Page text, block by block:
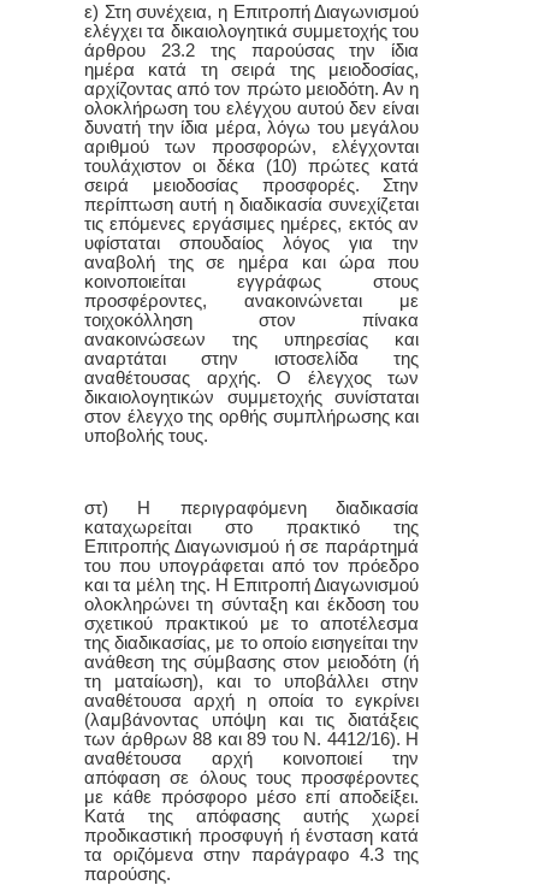
ε) Στη συνέχεια, η Επιτροπή Διαγωνισμού
ελέγχει τα δικαιολογητικά συμμετοχής του
άρθρου 23.2 της παρούσας την ίδια
ημέρα κατά τη σειρά της μειοδοσίας,
αρχίζοντας από τον πρώτο μειοδότη. Αν η
ολοκλήρωση του ελέγχου αυτού δεν είναι
δυνατή την ίδια μέρα, λόγω του μεγάλου
αριθμού των προσφορών, ελέγχονται
τουλάχιστον οι δέκα (10) πρώτες κατά
σειρά μειοδοσίας προσφορές. Στην
περίπτωση αυτή η διαδικασία συνεχίζεται
τις επόμενες εργάσιμες ημέρες, εκτός αν
υφίσταται σπουδαίος λόγος για την
αναβολή της σε ημέρα και ώρα που
κοινοποιείται εγγράφως στους
προσφέροντες, ανακοινώνεται με
τοιχοκόλληση στον πίνακα
ανακοινώσεων της υπηρεσίας και
αναρτάται στην ιστοσελίδα της
αναθέτουσας αρχής. Ο έλεγχος των
δικαιολογητικών συμμετοχής συνίσταται
στον έλεγχο της ορθής συμπλήρωσης και
υποβολής τους.
στ) Η περιγραφόμενη διαδικασία
καταχωρείται στο πρακτικό της
Επιτροπής Διαγωνισμού ή σε παράρτημά
του που υπογράφεται από τον πρόεδρο
και τα μέλη της. Η Επιτροπή Διαγωνισμού
ολοκληρώνει τη σύνταξη και έκδοση του
σχετικού πρακτικού με το αποτέλεσμα
της διαδικασίας, με το οποίο εισηγείται την
ανάθεση της σύμβασης στον μειοδότη (ή
τη ματαίωση), και το υποβάλλει στην
αναθέτουσα αρχή η οποία το εγκρίνει
(λαμβάνοντας υπόψη και τις διατάξεις
των άρθρων 88 και 89 του Ν. 4412/16). Η
αναθέτουσα αρχή κοινοποιεί την
απόφαση σε όλους τους προσφέροντες
με κάθε πρόσφορο μέσο επί αποδείξει.
Κατά της απόφασης αυτής χωρεί
προδικαστική προσφυγή ή ένσταση κατά
τα οριζόμενα στην παράγραφο 4.3 της
παρούσης.